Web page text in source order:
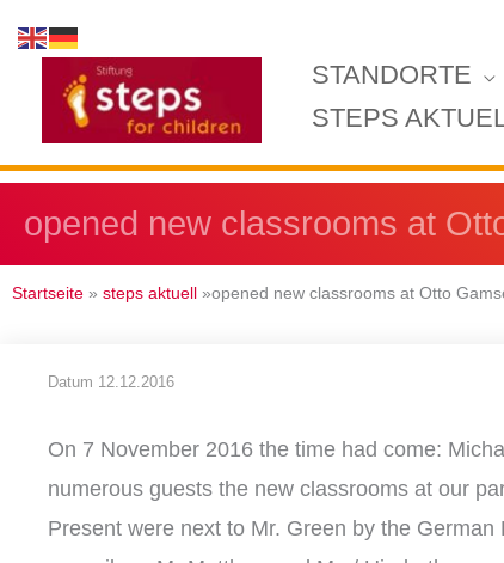
Inhalt
springen
STANDORTE
STEPS
opened new classrooms at
Startseite » steps aktuell »opened new classrooms at Otto
Datum 12.12.2016
On 7 November 2016 the time had come:
numerous guests the new classrooms at our
Present were next to Mr. Green by the